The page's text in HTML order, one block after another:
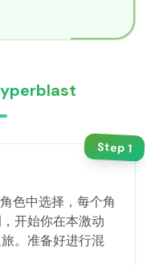
Step1
色中选择，每个角
开始你在本激动
。准备好进行混